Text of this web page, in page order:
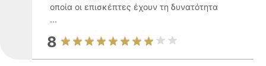
οποία οι επισκέπτες έχουν τη δυνατότητα
...
8